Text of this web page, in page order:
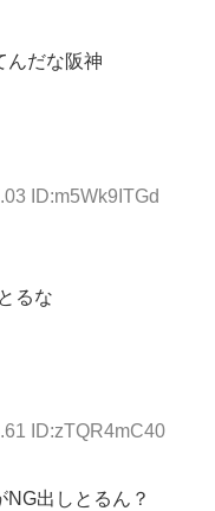
んだな阪神
ID:m5Wk9ITGd
るな
ID:zTQR4mC40
出しとるん？